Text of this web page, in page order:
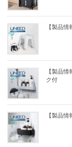
【製品
【製品
ク付
【製品